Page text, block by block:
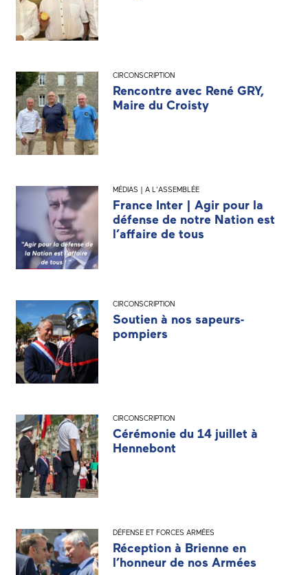
CIRCONSCRIPTION
Rencontre avec René GRY,
Maire du Croisty
MÉDIAS | A L'ASSEMBLÉE
France Inter | Agir pour la
défense de notre Nation est
l’affaire de tous
CIRCONSCRIPTION
Soutien à nos sapeurs-
pompiers
CIRCONSCRIPTION
Cérémonie du 14 juillet à
Hennebont
DÉFENSE ET FORCES ARMÉES
Réception à Brienne en
l’honneur de nos Armées